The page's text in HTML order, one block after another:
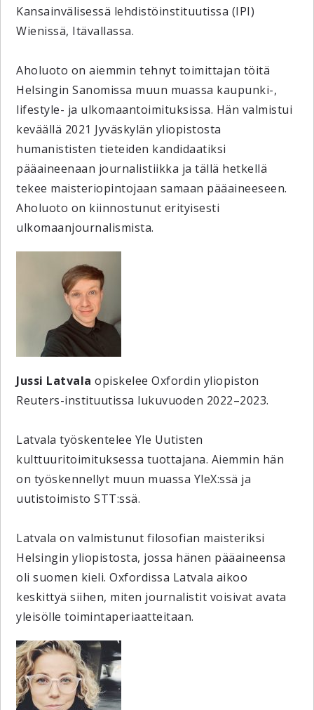
Kansainvälisessä lehdistöinstituutissa (IPI)
Wienissä, Itävallassa.
Aholuoto on aiemmin tehnyt toimittajan töitä
Helsingin Sanomissa muun muassa kaupunki-,
lifestyle- ja ulkomaantoimituksissa. Hän valmistui
keväällä 2021 Jyväskylän yliopistosta
humanististen tieteiden kandidaatiksi
pääaineenaan journalistiikka ja tällä hetkellä
tekee maisteriopintojaan samaan pääaineeseen.
Aholuoto on kiinnostunut erityisesti
ulkomaanjournalismista.
Jussi Latvala opiskelee Oxfordin yliopiston
Reuters-instituutissa lukuvuoden 2022–2023.
Latvala työskentelee Yle Uutisten
kulttuuritoimituksessa tuottajana. Aiemmin hän
on työskennellyt muun muassa YleX:ssä ja
uutistoimisto STT:ssä.
Latvala on valmistunut filosofian maisteriksi
Helsingin yliopistosta, jossa hänen pääaineensa
oli suomen kieli. Oxfordissa Latvala aikoo
keskittyä siihen, miten journalistit voisivat avata
yleisölle toimintaperiaatteitaan.